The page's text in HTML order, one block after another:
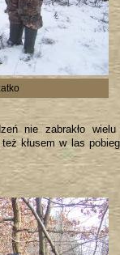
nie zabrakło
kłusem w las